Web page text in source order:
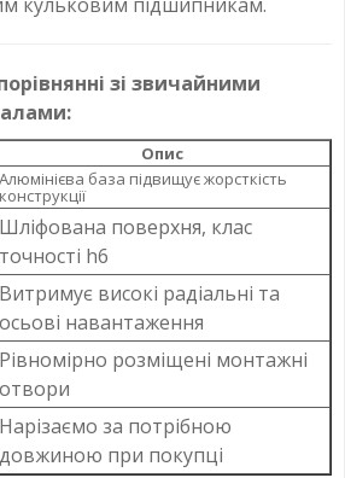
зі звичайними
Опис
Алюмінієва база підвищує жорсткість
конструкції
Шліфована поверхня, клас
точності h6
Витримує високі радіальні та
осьові навантаження
Рівномірно розміщені монтажні
отвори
Нарізаємо за потрібною
довжиною при покупці